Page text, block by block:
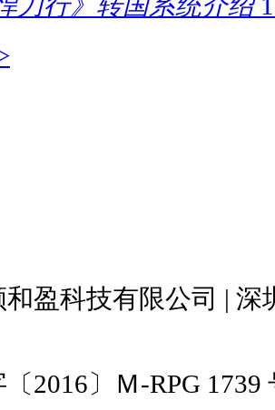
刀行》转国系统介绍
盈科技有限公司 |
2016〕Ｍ-RPG 1739